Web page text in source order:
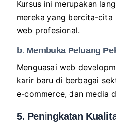
Kursus ini merupakan
mereka yang bercita-cita
web profesional.
b. Membuka Peluang
Menguasai web
karir baru di berbagai
e-commerce, dan media
5. Peningkatan